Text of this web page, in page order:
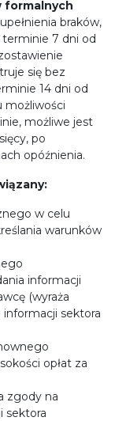
formalnych
braków,
7 dni od
się bez
14 dni od
możliwości
możliwe jest
po
opóźnienia.
w celu
warunków
informacji
(wyraża
sektora
opłat za
zgody na
sektora